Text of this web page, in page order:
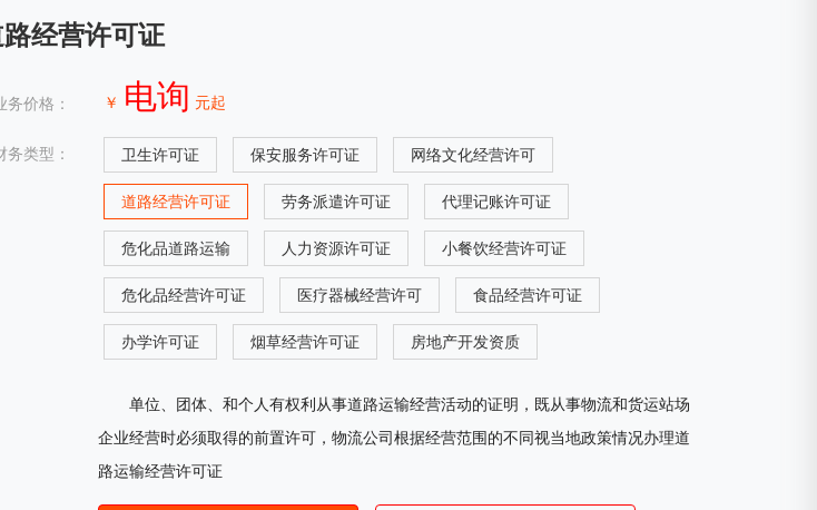
经营许可证
务价格： ￥ 电询 元起
务类型： 卫生许可证 保安服务许可证 网络文化经营许可
道路经营许可证 劳务派遣许可证 代理记账许可证
危化品道路运输 人力资源许可证 小餐饮经营许可证
危化品经营许可证 医疗器械经营许可 食品经营许可证
办学许可证 烟草经营许可证 房地产开发资质
单位、团体、和个人有权利从事道路运输经营活动的证明，既从事物流和货运站场
企业经营时必须取得的前置许可，物流公司根据经营范围的不同视当地政策情况办理道
路运输经营许可证